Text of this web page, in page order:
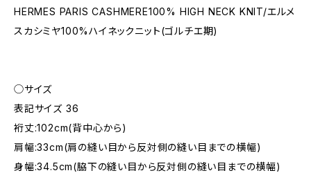
HERMES PARIS CASHMERE100% HIGH NECK KNIT/エルメ
スカシミヤ100%ハイネックニット(ゴルチエ期)
◯サイズ
表記サイズ 36
裄丈:102cm(背中心から)
肩幅:33cm(肩の縫い目から反対側の縫い目までの横幅)
身幅:34.5cm(脇下の縫い目から反対側の縫い目までの横幅)